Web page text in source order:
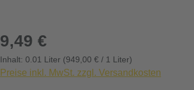
Regulärer Preis:
9,49 €
Inhalt: 0.01 Liter (949,00 € / 1 Liter)
Preise inkl. MwSt. zzgl. Versandkosten